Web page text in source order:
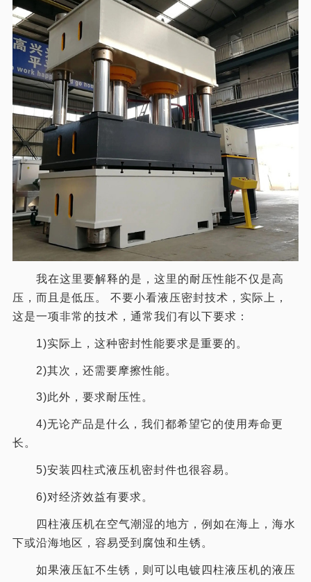
我在这里要解释的是，这里的耐压性能不仅是高
压，而且是低压。 不要小看液压密封技术，实际上，
这是一项非常的技术，通常我们有以下要求：
1)实际上，这种密封性能要求是重要的。
2)其次，还需要摩擦性能。
3)此外，要求耐压性。
4)无论产品是什么，我们都希望它的使用寿命更
长。
5)安装四柱式液压机密封件也很容易。
6)对经济效益有要求。
四柱液压机在空气潮湿的地方，例如在海上，海水
下或沿海地区，容易受到腐蚀和生锈。
如果液压缸不生锈，则可以电镀四柱液压机的液压